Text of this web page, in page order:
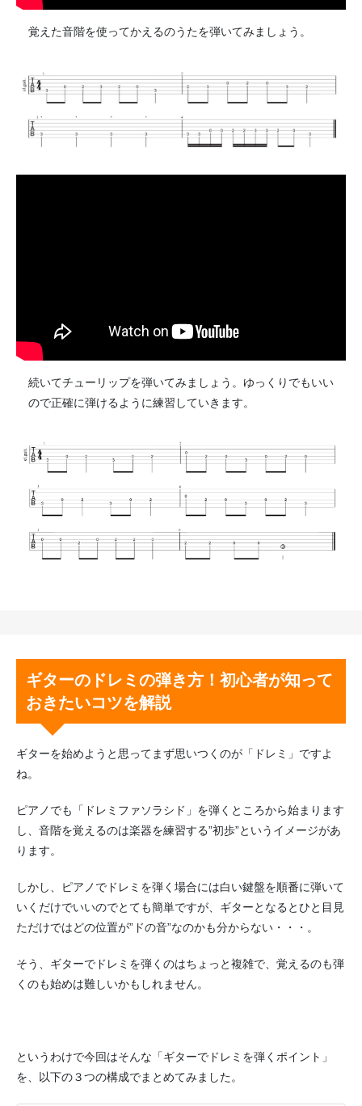
覚えた音階を使ってかえるのうたを弾いてみましょう。
続いてチューリップを弾いてみましょう。ゆっくりでもいい
ので正確に弾けるように練習していきます。
ギターのドレミの弾き方！初心者が知って
おきたいコツを解説
ギターを始めようと思ってまず思いつくのが「ドレミ」ですよ
ね。
ピアノでも「ドレミファソラシド」を弾くところから始まります
し、音階を覚えるのは楽器を練習する”初歩”というイメージがあ
ります。
しかし、ピアノでドレミを弾く場合には白い鍵盤を順番に弾いて
いくだけでいいのでとても簡単ですが、ギターとなるとひと目見
ただけではどの位置が”ドの音”なのかも分からない・・・。
そう、ギターでドレミを弾くのはちょっと複雑で、覚えるのも弾
くのも始めは難しいかもしれません。
というわけで今回はそんな「ギターでドレミを弾くポイント」
を、以下の３つの構成でまとめてみました。